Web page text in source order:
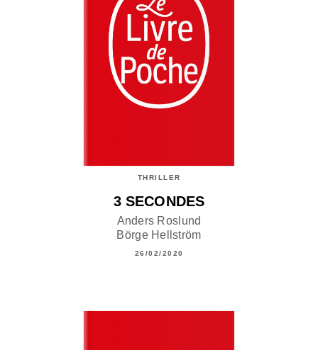
THRILLER
3 SECONDES
Anders Roslund
Börge Hellström
26/02/2020